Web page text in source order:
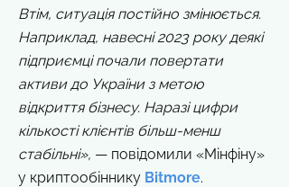
Втім, ситуація постійно змінюється.
Наприклад, навесні 2023 року деякі
підприємці почали повертати
активи до України з метою
відкриття бізнесу. Наразі цифри
кількості клієнтів більш-менш
стабільні», — повідомили «Мінфіну»
у криптообіннику Bitmore.